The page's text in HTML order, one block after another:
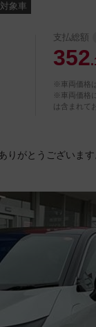
象車
支払総額
352
※車両価格
※車両価格
は含まれて
りがとうございま